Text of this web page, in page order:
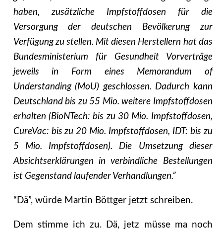
haben, zusätzliche Impfstoffdosen für die
Versorgung der deutschen Bevölkerung zur
Verfügung zu stellen. Mit diesen Herstellern hat das
Bundesministerium für Gesundheit Vorverträge
jeweils in Form eines Memorandum of
Understanding (MoU) geschlossen. Dadurch kann
Deutschland bis zu 55 Mio. weitere Impfstoffdosen
erhalten (BioNTech: bis zu 30 Mio. Impfstoffdosen,
CureVac: bis zu 20 Mio. Impfstoffdosen, IDT: bis zu
5 Mio. Impfstoffdosen). Die Umsetzung dieser
Absichtserklärungen in verbindliche Bestellungen
ist Gegenstand laufender Verhandlungen.”
“Dä”, würde Martin Böttger jetzt schreiben.
Dem stimme ich zu. Dä, jetz müsse ma noch